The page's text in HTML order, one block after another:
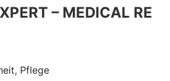
– MEDICAL RE
Pflege